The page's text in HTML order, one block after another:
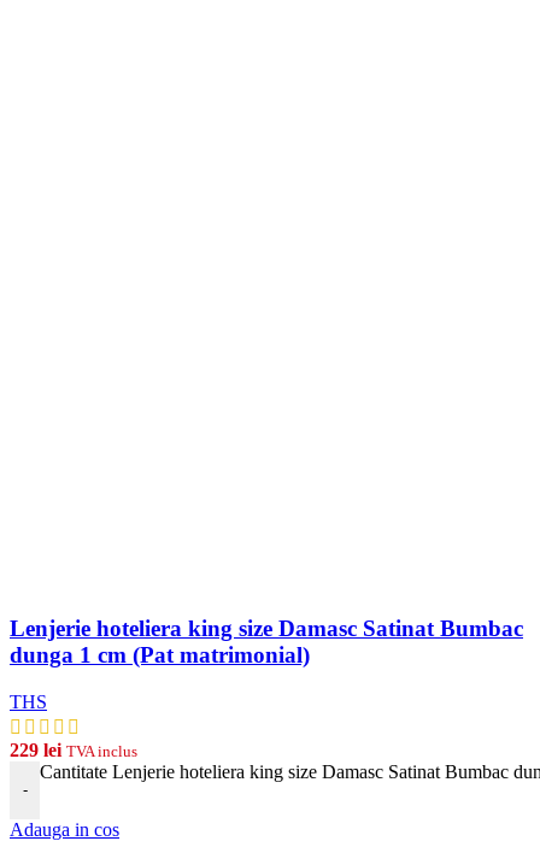
Lenjerie hoteliera king size Damasc Satinat Bumbac
dunga 1 cm (Pat matrimonial)
THS
229 lei TVA inclus
-
Cantitate Lenjerie hoteliera king size Damasc Satinat Bumbac
Adauga in cos